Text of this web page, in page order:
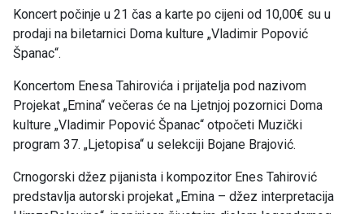
Koncert počinje u 21 čas a karte po cijeni od 10,00€ su u
prodaji na biletarnici Doma kulture „Vladimir Popović
Španac“.
Koncertom Enesa Tahirovića i prijatelja pod nazivom
Projekat „Emina“ večeras će na Ljetnjoj pozornici Doma
kulture „Vladimir Popović Španac“ otpočeti Muzički
program 37. „Ljetopisa“ u selekciji Bojane Brajović.
Crnogorski džez pijanista i kompozitor Enes Tahirović
predstavlja autorski projekat „Emina – džez interpretacija